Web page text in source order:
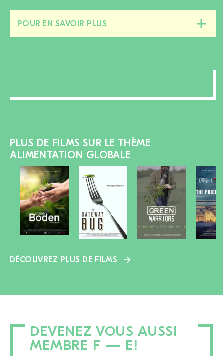
POUR EN SAVOIR PLUS
cette
PLUS DE FILMS SUR LE THÈME
ALIMENTATION GLOBALE
DÉCOUVREZ PLUS DE FILMS
DEVENEZ VOUS AUSSI
MEMBRE F — E!